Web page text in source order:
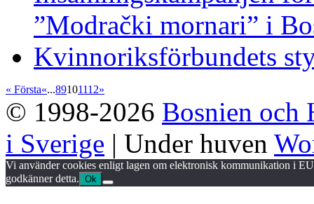
”Modrački mornari” i
Kvinnoriksförbundets
« Första«...89101112»
© 1998-2026 Bosnien och
i Sverige | Under huven
Vi använder cookies enligt lagen om elektronisk kommunikation i
godkänner detta. Ok